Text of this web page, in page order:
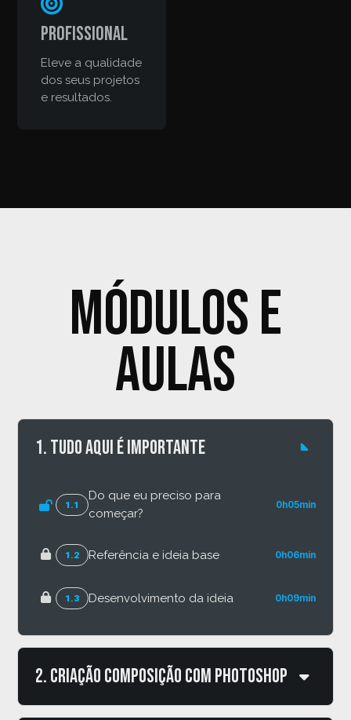
Profissional
Eleve a qualidade
dos seus projetos
e resultados.
Módulos e
aulas
1. Tudo aqui é importante
1.1
Do que eu preciso para
começar?
0h05min
1.2 Referência e ideia base 0h06min
1.3 Desenvolvimento da ideia 0h09min
2. Criação composição com photoshop